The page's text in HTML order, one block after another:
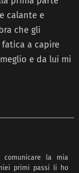
calante e
che gli
a capire
e da lui mi
la mia
primi passi li ho